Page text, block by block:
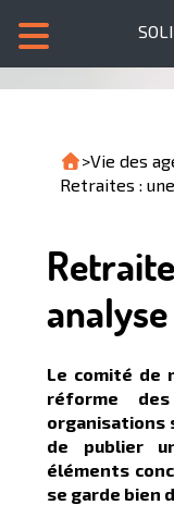
>Vie des
Retraites :
Le comité de
réforme
organisations
de publier
éléments
se garde bien